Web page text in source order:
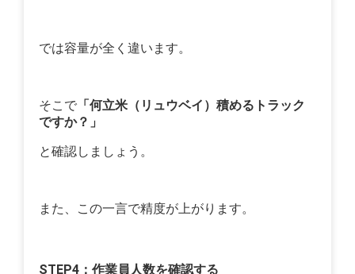
では容量が全く違います。
そこで 「何立米（リュウベイ）積めるトラック
ですか？」
と確認しましょう。
また、この一言で精度が上がります。
STEP4：作業員人数を確認する